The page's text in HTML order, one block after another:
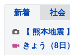
新着 社会